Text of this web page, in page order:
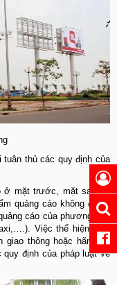
tuân thủ các quy định của
ở mặt trước, mặt sau và
quảng cáo không được
cáo của phương tiện
Việc thể hiện biểu
thông hoặc hãng xe
định của pháp luật về